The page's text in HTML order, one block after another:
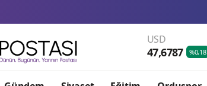
USD
47,6787 %0,18